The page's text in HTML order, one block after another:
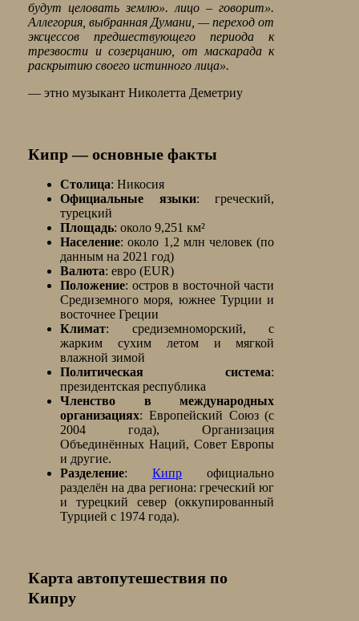
будут целовать землю». лицо – говорит».
Аллегория, выбранная Думани, — переход от
эксцессов предшествующего периода к
трезвости и созерцанию, от маскарада к
раскрытию своего истинного лица».
— этно музыкант Николетта Деметриу
Кипр — основные факты
Столица: Никосия
Официальные языки: греческий,
турецкий
Площадь: около 9,251 км²
Население: около 1,2 млн человек (по
данным на 2021 год)
Валюта: евро (EUR)
Положение: остров в восточной части
Средиземного моря, южнее Турции и
восточнее Греции
Климат: средиземноморский, с
жарким сухим летом и мягкой
влажной зимой
Политическая система:
президентская республика
Членство в международных
организациях: Европейский Союз (с
2004 года), Организация
Объединённых Наций, Совет Европы
и другие.
Разделение:Кипр официально
разделён на два региона: греческий юг
и турецкий север (оккупированный
Турцией с 1974 года).
Карта автопутешествия по
Кипру